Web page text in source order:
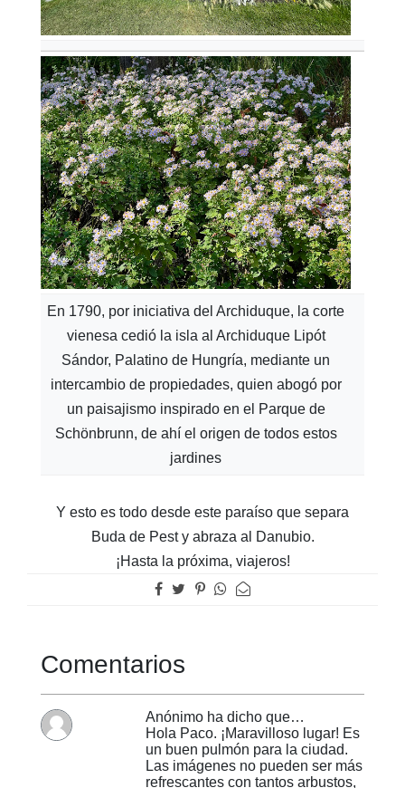
En 1790, por iniciativa del Archiduque, la corte
vienesa cedió la isla al Archiduque Lipót
Sándor, Palatino de Hungría, mediante un
intercambio de propiedades, quien abogó por
un paisajismo inspirado en el Parque de
Schönbrunn, de ahí el origen de todos estos
jardines
Y esto es todo desde este paraíso que separa
Buda de Pest y abraza al Danubio.
¡Hasta la próxima, viajeros!
Comentarios
Anónimo ha dicho que…
Hola Paco. ¡Maravilloso lugar! Es
un buen pulmón para la ciudad.
Las imágenes no pueden ser más
refrescantes con tantos arbustos,